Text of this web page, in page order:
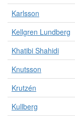
Karlsson
Kellgren Lundberg
Khatibi Shahidi
Knutsson
Krutzén
Kullberg